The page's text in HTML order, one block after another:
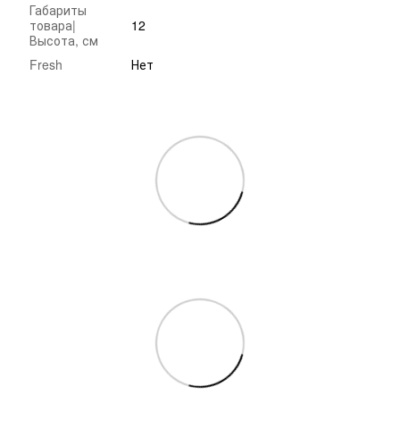
Габариты
товара|
Высота, см
12
Fresh Нет